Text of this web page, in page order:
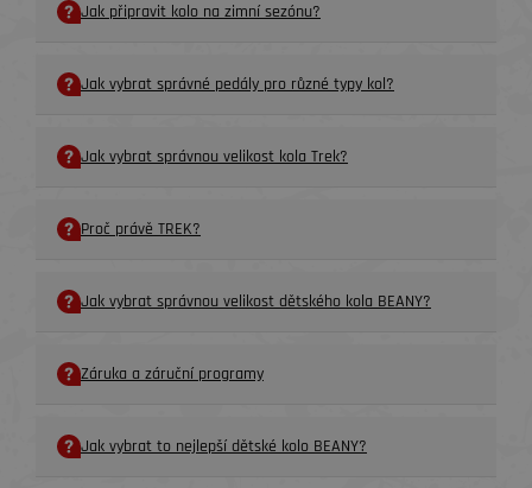
Jak připravit kolo na zimní sezónu?
Jak vybrat správné pedály pro různé typy kol?
Jak vybrat správnou velikost kola Trek?
Proč právě TREK?
Jak vybrat správnou velikost dětského kola BEANY?
Záruka a záruční programy
Jak vybrat to nejlepší dětské kolo BEANY?